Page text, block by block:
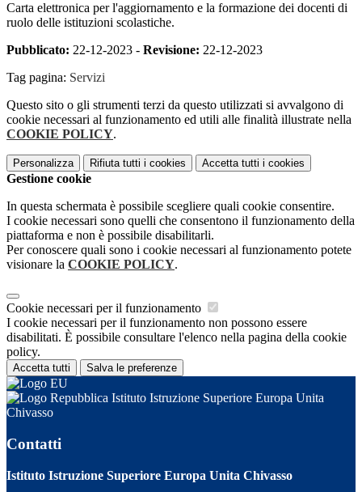
Carta elettronica per l'aggiornamento e la formazione dei docenti di
ruolo delle istituzioni scolastiche.
Pubblicato: 22-12-2023 - Revisione: 22-12-2023
Tag pagina: Servizi
Questo sito o gli strumenti terzi da questo utilizzati si avvalgono di
cookie necessari al funzionamento ed utili alle finalità illustrate nella
COOKIE POLICY.
Personalizza Rifiuta tutti i cookies Accetta tutti i cookies
Gestione cookie
In questa schermata è possibile scegliere quali cookie consentire.
I cookie necessari sono quelli che consentono il funzionamento della
piattaforma e non è possibile disabilitarli.
Per conoscere quali sono i cookie necessari al funzionamento potete
visionare la COOKIE POLICY.
Cookie necessari per il funzionamento
I cookie necessari per il funzionamento non possono essere
disabilitati. È possibile consultare l'elenco nella pagina della cookie
policy.
Accetta tutti Salva le preferenze
Istituto Istruzione Superiore Europa Unita
Chivasso
Contatti
Istituto Istruzione Superiore Europa Unita Chivasso